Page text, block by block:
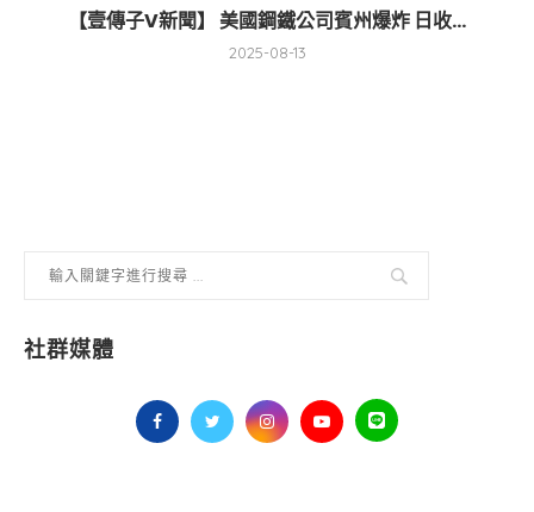
【壹傳子V新聞】 美國鋼鐵公司賓州爆炸 日收...
2025-08-13
社群媒體